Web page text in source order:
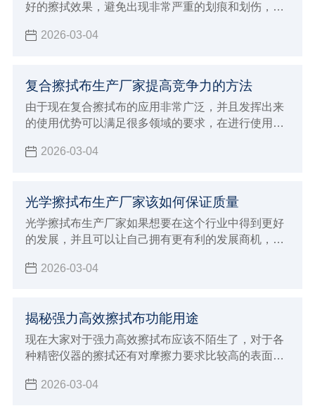
好的擦拭效果，避免出现非常严重的划痕和划伤，建
拭，这样才可以保证清洁的效果更加完美
2026-03-04
复合擦拭布生产厂家提高竞争力的方法
由于现在复合擦拭布的应用非常广泛，并且发挥出来
的使用优势可以满足很多领域的要求，在进行使用的
的使用体验能够发挥出更好的功能性，大众消费者在
景非常广阔，但是竞争力也是非常激烈，如果想要得
到大众消费者的支持和认可，并且能够给予非常高的
好评，一定要注意下面这些提高竞争力的方法。
2026-03-04
光学擦拭布生产厂家该如何保证质量
光学擦拭布生产厂家如果想要在这个行业中得到更好
的发展，并且可以让自己拥有更有利的发展商机，建
个行业的发展动态，最重要的是了解大众消费者的需
发展才会更有竞争优势，由于现在生产光学擦拭布的
厂家越来越多，建议大家必须要保证生产质量，才能
够让自己未来的发展得到促进。
2026-03-04
揭秘强力高效擦拭布功能用途
现在大家对于强力高效擦拭布应该不陌生了，对于各
种精密仪器的擦拭还有对摩擦力要求比较高的表面擦
磨损和划痕，自然就可以让清洁的效果更加彻底
2026-03-04